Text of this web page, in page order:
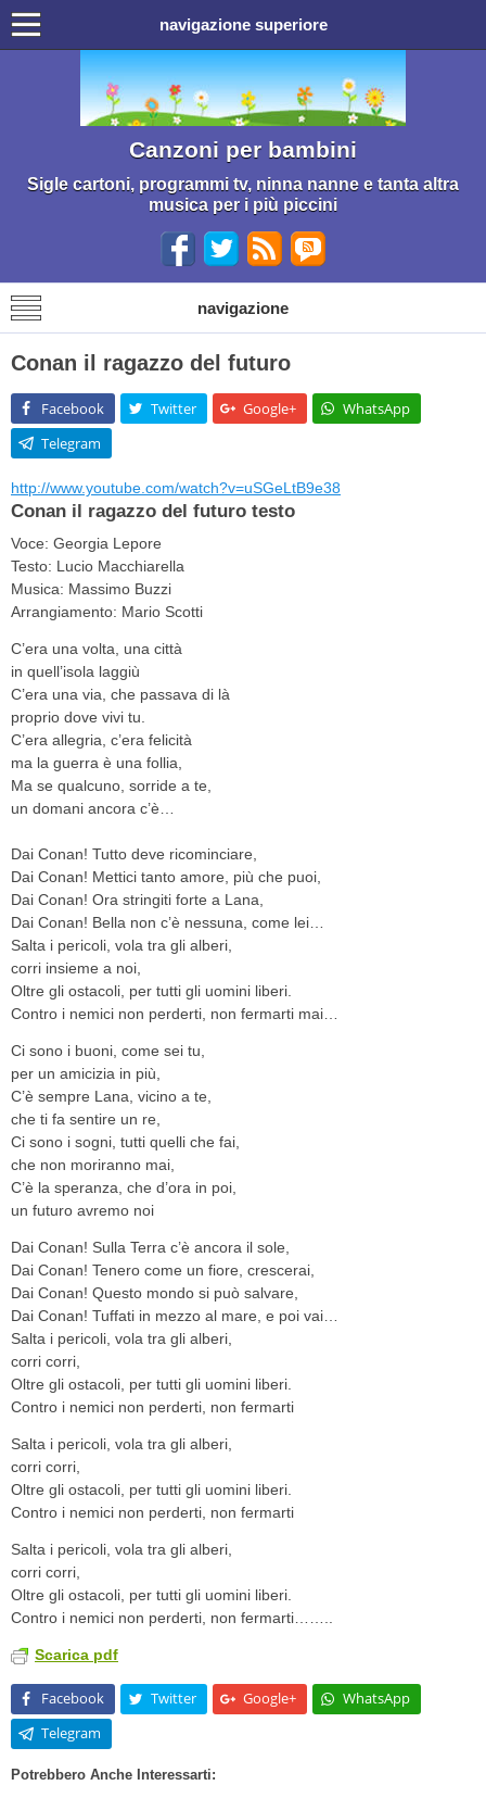
navigazione superiore
Canzoni per bambini
Sigle cartoni, programmi tv, ninna nanne e tanta altra
musica per i più piccini
navigazione
Conan il ragazzo del futuro
Facebook Twitter Google+
WhatsApp
Telegram
http://www.youtube.com/watch?v=uSGeLtB9e38
Conan il ragazzo del futuro testo
Voce: Georgia Lepore
Testo: Lucio Macchiarella
Musica: Massimo Buzzi
Arrangiamento: Mario Scotti
C’era una volta, una città
in quell’isola laggiù
C’era una via, che passava di là
proprio dove vivi tu.
C’era allegria, c’era felicità
ma la guerra è una follia,
Ma se qualcuno, sorride a te,
un domani ancora c’è…
Dai Conan! Tutto deve ricominciare,
Dai Conan! Mettici tanto amore, più che puoi,
Dai Conan! Ora stringiti forte a Lana,
Dai Conan! Bella non c’è nessuna, come lei…
Salta i pericoli, vola tra gli alberi,
corri insieme a noi,
Oltre gli ostacoli, per tutti gli uomini liberi.
Contro i nemici non perderti, non fermarti mai…
Ci sono i buoni, come sei tu,
per un amicizia in più,
C’è sempre Lana, vicino a te,
che ti fa sentire un re,
Ci sono i sogni, tutti quelli che fai,
che non moriranno mai,
C’è la speranza, che d’ora in poi,
un futuro avremo noi
Dai Conan! Sulla Terra c’è ancora il sole,
Dai Conan! Tenero come un fiore, crescerai,
Dai Conan! Questo mondo si può salvare,
Dai Conan! Tuffati in mezzo al mare, e poi vai…
Salta i pericoli, vola tra gli alberi,
corri corri,
Oltre gli ostacoli, per tutti gli uomini liberi.
Contro i nemici non perderti, non fermarti
Salta i pericoli, vola tra gli alberi,
corri corri,
Oltre gli ostacoli, per tutti gli uomini liberi.
Contro i nemici non perderti, non fermarti
Salta i pericoli, vola tra gli alberi,
corri corri,
Oltre gli ostacoli, per tutti gli uomini liberi.
Contro i nemici non perderti, non fermarti……..
Scarica pdf
Facebook Twitter Google+
WhatsApp
Telegram
Potrebbero Anche Interessarti: